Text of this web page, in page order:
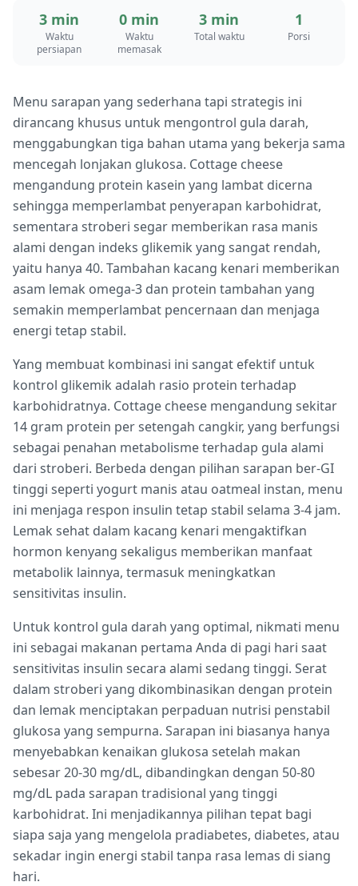
3 min
Waktu
persiapan
0 min
Waktu
memasak
3 min
Total waktu
1
Porsi
Menu sarapan yang sederhana tapi strategis ini
dirancang khusus untuk mengontrol gula darah,
menggabungkan tiga bahan utama yang bekerja sama
mencegah lonjakan glukosa. Cottage cheese
mengandung protein kasein yang lambat dicerna
sehingga memperlambat penyerapan karbohidrat,
sementara stroberi segar memberikan rasa manis
alami dengan indeks glikemik yang sangat rendah,
yaitu hanya 40. Tambahan kacang kenari memberikan
asam lemak omega-3 dan protein tambahan yang
semakin memperlambat pencernaan dan menjaga
energi tetap stabil.
Yang membuat kombinasi ini sangat efektif untuk
kontrol glikemik adalah rasio protein terhadap
karbohidratnya. Cottage cheese mengandung sekitar
14 gram protein per setengah cangkir, yang berfungsi
sebagai penahan metabolisme terhadap gula alami
dari stroberi. Berbeda dengan pilihan sarapan ber-GI
tinggi seperti yogurt manis atau oatmeal instan, menu
ini menjaga respon insulin tetap stabil selama 3-4 jam.
Lemak sehat dalam kacang kenari mengaktifkan
hormon kenyang sekaligus memberikan manfaat
metabolik lainnya, termasuk meningkatkan
sensitivitas insulin.
Untuk kontrol gula darah yang optimal, nikmati menu
ini sebagai makanan pertama Anda di pagi hari saat
sensitivitas insulin secara alami sedang tinggi. Serat
dalam stroberi yang dikombinasikan dengan protein
dan lemak menciptakan perpaduan nutrisi penstabil
glukosa yang sempurna. Sarapan ini biasanya hanya
menyebabkan kenaikan glukosa setelah makan
sebesar 20-30 mg/dL, dibandingkan dengan 50-80
mg/dL pada sarapan tradisional yang tinggi
karbohidrat. Ini menjadikannya pilihan tepat bagi
siapa saja yang mengelola pradiabetes, diabetes, atau
sekadar ingin energi stabil tanpa rasa lemas di siang
hari.